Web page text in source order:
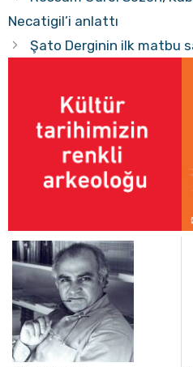
Necatigil’i anlattı
Şato Derginin ilk matbu